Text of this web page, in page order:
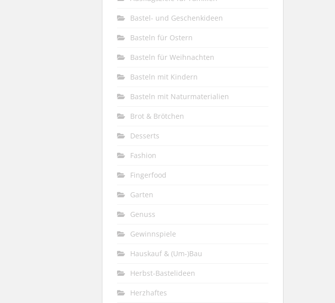
Bastel- und Geschenkideen
Basteln für Ostern
Basteln für Weihnachten
Basteln mit Kindern
Basteln mit Naturmaterialien
Brot & Brötchen
Desserts
Fashion
Fingerfood
Garten
Genuss
Gewinnspiele
Hauskauf & (Um-)Bau
Herbst-Bastelideen
Herzhaftes